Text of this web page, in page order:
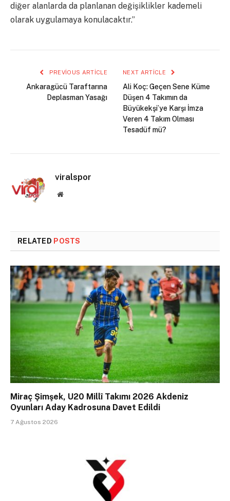
diğer alanlarda da planlanan değişiklikler kademeli
olarak uygulamaya konulacaktır.”
PREVIOUS ARTICLE
Ankaragücü Taraftarına
Deplasman Yasağı
NEXT ARTICLE
Ali Koç: Geçen Sene Küme
Düşen 4 Takımın da
Büyükekşi’ye Karşı İmza
Veren 4 Takım Olması
Tesadüf mü?
viralspor
Website
RELATED POSTS
Miraç Şimşek, U20 Millî Takımı 2026 Akdeniz
Oyunları Aday Kadrosuna Davet Edildi
7 Ağustos 2026